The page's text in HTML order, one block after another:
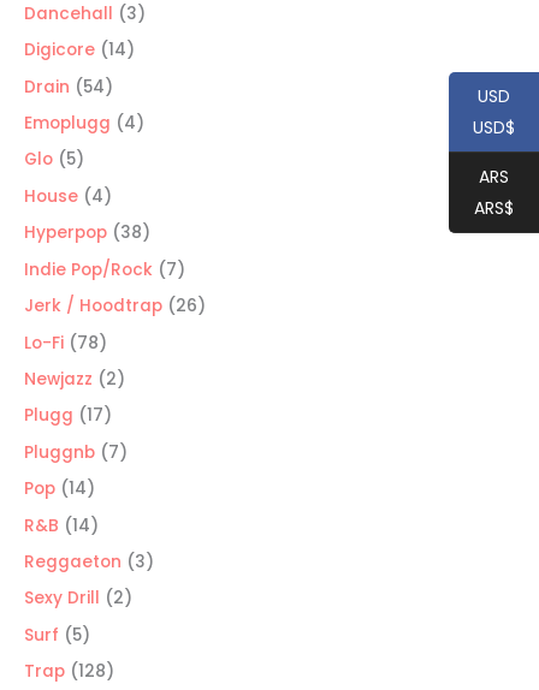
productos
Dancehall 33
Digicore 1414
Drain 5454
productos
Emoplugg 44
Glo 55
productos
House 44
productos
Hyperpop 3838
productos
Indie Pop/Rock 77
productos
Jerk / Hoodtrap 2626
Lo-Fi 7878
productos
Newjazz 22
Plugg 1717
productos
Pluggnb 77
Pop 1414
productos
R&B 1414
productos
Reggaeton 33
Sexy Drill 22
Surf 55
productos
Trap 128128
USD
USD$
ARS
ARS$